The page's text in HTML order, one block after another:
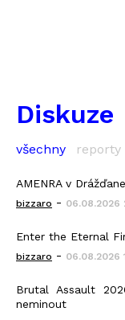
Diskuze
všechny reporty
AMENRA v
bizzaro - 06.08.2026
Enter the Eternal
bizzaro - 06.08.2026
Brutal Assault
neminout